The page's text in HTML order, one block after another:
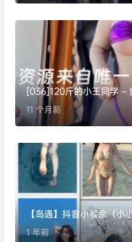
[036]120斤的小王同学 –
11 个月前
【岛遇】抖音小鲨余（
1 年前